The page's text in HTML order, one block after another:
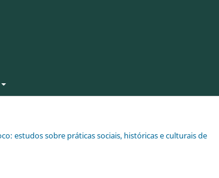
estudos sobre práticas sociais, históricas e culturais de